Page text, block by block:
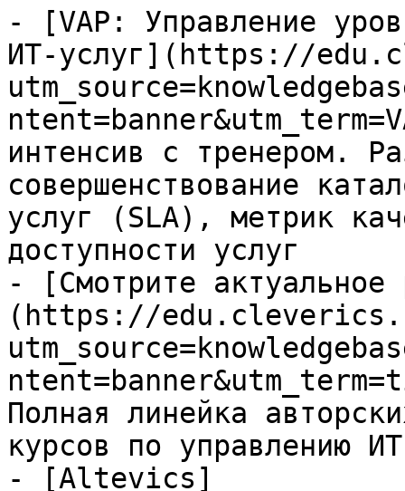
- [VAP: Управление
ИТ-услуг](https://
интенсив с тренером.
совершенствование
услуг (SLA), метрик
доступности услуг
- [Смотрите актуальное
(https://
Полная линейка
курсов по управлению ИТ
- [Altevics]